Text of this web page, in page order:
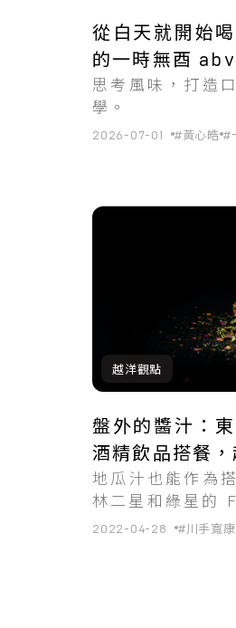
從白天就開始
的一時無酉
思考風味，打造
學。
2026-07-01 #黃心皓 #
越洋觀點
盤外的醬汁：
酒精飲品搭餐，
地瓜汁也能作為
林二星和綠星的
alocoholic
2022-04-28 #川手寬康